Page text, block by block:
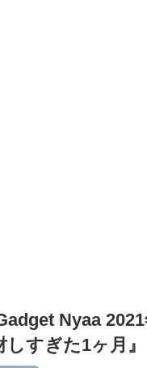
Nyaa
しすぎた1ヶ月』